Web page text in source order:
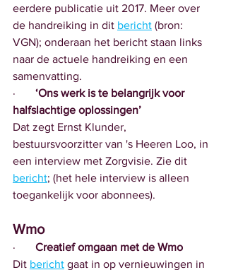
eerdere publicatie uit 2017. Meer over
de handreiking in dit bericht (bron:
VGN); onderaan het bericht staan links
naar de actuele handreiking en een
samenvatting.
· ‘Ons werk is te belangrijk voor
halfslachtige oplossingen’
Dat zegt Ernst Klunder,
bestuursvoorzitter van 's Heeren Loo, in
een interview met Zorgvisie. Zie dit
bericht; (het hele interview is alleen
toegankelijk voor abonnees).
Wmo
· Creatief omgaan met de Wmo
Dit bericht gaat in op vernieuwingen in